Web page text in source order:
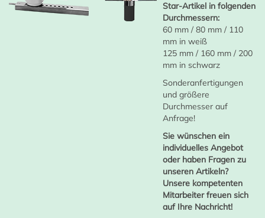
Star-Artikel in folgenden
Durchmessern:
60 mm / 80 mm / 110
mm in weiß
125 mm / 160 mm / 200
mm in schwarz
Sonderanfertigungen
und größere
Durchmesser auf
Anfrage!
Sie wünschen ein
individuelles Angebot
oder haben Fragen zu
unseren Artikeln?
Unsere kompetenten
Mitarbeiter freuen sich
auf Ihre Nachricht!